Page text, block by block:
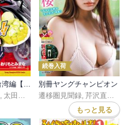
ばくおん！！ 台湾編【電子単行本】
, 太田ぐいや
続巻入荷
別冊ヤングチャンピオン
遷移圏見聞録, 芹沢直樹
もっと見る